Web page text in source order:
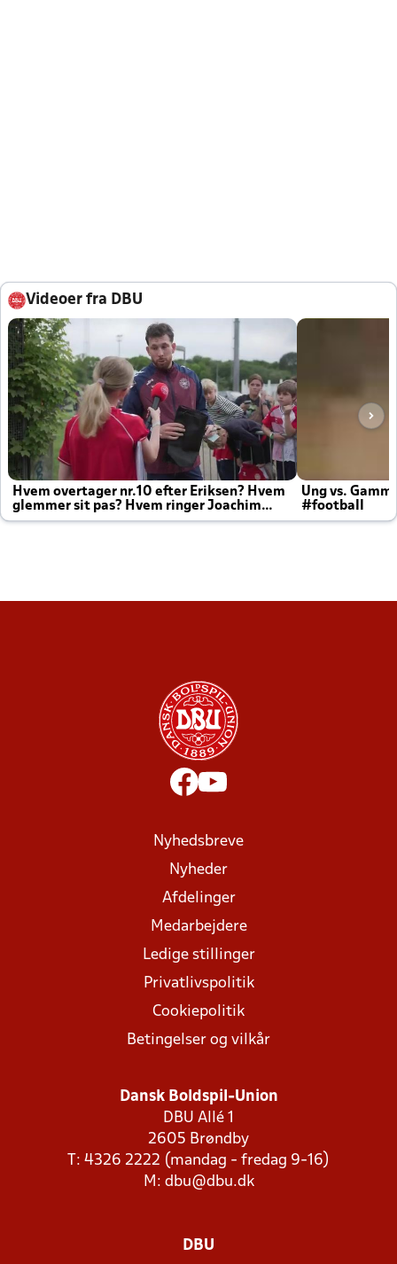
Videoer fra DBU
Hvem overtager nr.10 efter Eriksen? Hvem
glemmer sit pas? Hvem ringer Joachim
altid til efter kampe?
Ung vs.
#football
Nyhedsbreve
Nyheder
Afdelinger
Medarbejdere
Ledige stillinger
Privatlivspolitik
Cookiepolitik
Betingelser og vilkår
Dansk Boldspil-Union
DBU Allé 1
2605 Brøndby
T: 4326 2222 (mandag - fredag 9-16)
M: dbu@dbu.dk
DBU